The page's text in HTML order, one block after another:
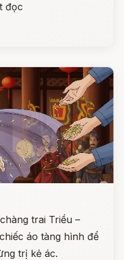
đọc
trai Triều –
áo tàng hình để
trị kẻ ác.